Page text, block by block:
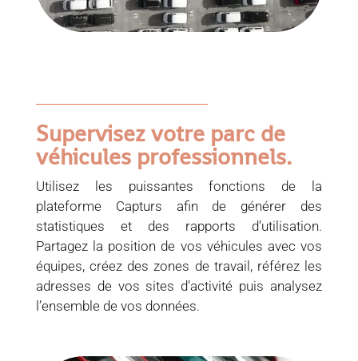
Supervisez votre parc de
véhicules professionnels.
Utilisez les puissantes fonctions de la
plateforme Capturs afin de générer des
statistiques et des rapports d’utilisation.
Partagez la position de vos véhicules avec vos
équipes, créez des zones de travail, référez les
adresses de vos sites d’activité puis analysez
l’ensemble de vos données.